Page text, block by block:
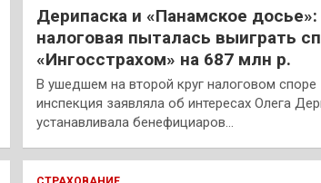
Дерипаска и «Панамское досье»:
налоговая пыталась выиграть
«Ингосстрахом» на 687 млн р.
В ушедшем на второй круг налоговом споре
инспекция заявляла об интересах Олега
устанавливала бенефициаров…